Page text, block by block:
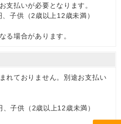
支払いが必要となります。
子供（2歳以上12歳未満）
る場合があります。
れておりません。別途お支払い
子供（2歳以上12歳未満）